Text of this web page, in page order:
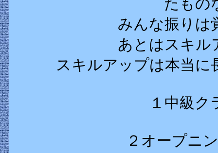
たもの
みんな振りは
あとはスキル
スキルアップは本当に
１中級ク
２オープニ